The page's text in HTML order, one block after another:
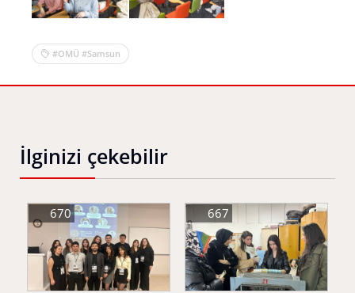
#OMÜ #Samsun
İlginizi çekebilir
670 667